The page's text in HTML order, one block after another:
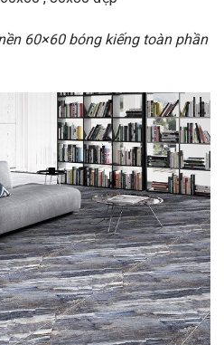
60×60 bóng kiếng toàn phần